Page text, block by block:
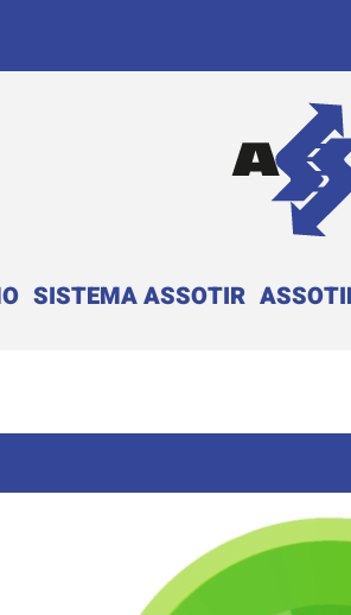
SISTEMA ASSOTIR